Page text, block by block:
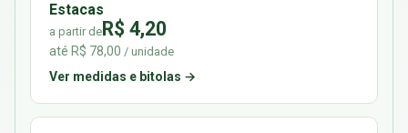
Estacas
a partir deR$ 4,20
até R$ 78,00 / unidade
Ver medidas e bitolas →